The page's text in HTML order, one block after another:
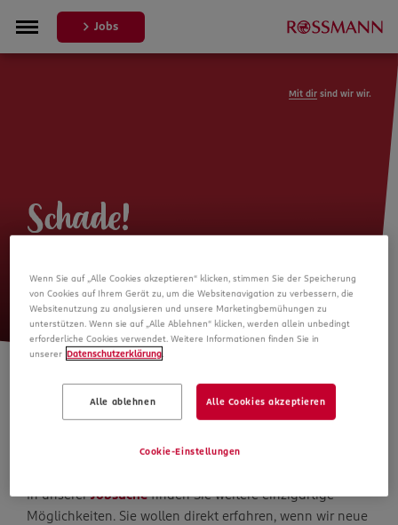
Jobs
Mit dir sind wir wir.
Schade!
mehr verfügbar
Die Suche geht weiter
In unsererJobsuchefinden Sie weitere einzigartige
Möglichkeiten. Sie wollen direkt erfahren, wenn wir neue
Wenn Sie auf „Alle Cookies akzeptieren“ klicken, stimmen Sie der Speicherung
von Cookies auf Ihrem Gerät zu, um die Websitenavigation zu verbessern, die
Websitenutzung zu analysieren und unsere Marketingbemühungen zu
unterstützen. Wenn sie auf „Alle Ablehnen“ klicken, werden allein unbedingt
erforderliche Cookies verwendet. Weitere Informationen finden Sie in
unserer Datenschutzerklärung
Alle ablehnen Alle Cookies akzeptieren
Cookie-Einstellungen